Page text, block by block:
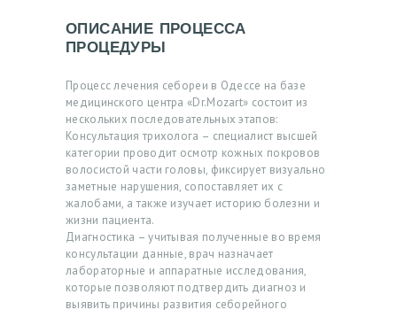
ОПИСАНИЕ ПРОЦЕССА
ПРОЦЕДУРЫ
Процесс лечения себореи в Одессе на базе
медицинского центра «Dr.Mozart» состоит из
нескольких последовательных этапов:
Консультация трихолога – специалист высшей
категории проводит осмотр кожных покровов
волосистой части головы, фиксирует визуально
заметные нарушения, сопоставляет их с
жалобами, а также изучает историю болезни и
жизни пациента.
Диагностика – учитывая полученные во время
консультации данные, врач назначает
лабораторные и аппаратные исследования,
которые позволяют подтвердить диагноз и
выявить причины развития себорейного